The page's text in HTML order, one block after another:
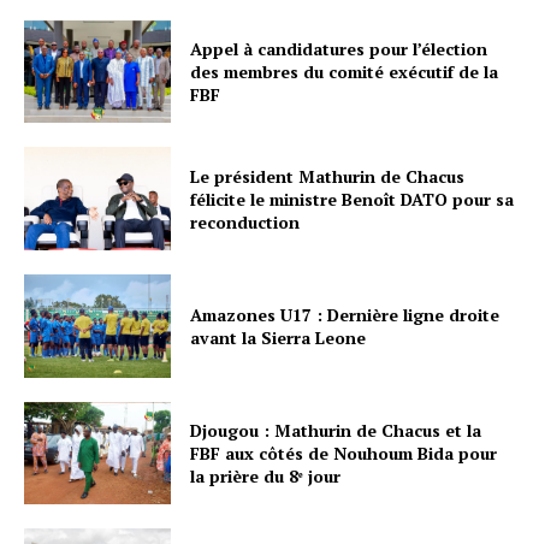
Appel à candidatures pour l’élection
des membres du comité exécutif de la
FBF
Le président Mathurin de Chacus
félicite le ministre Benoît DATO pour sa
reconduction
Amazones U17 : Dernière ligne droite
avant la Sierra Leone
Djougou : Mathurin de Chacus et la
FBF aux côtés de Nouhoum Bida pour
la prière du 8ᵉ jour